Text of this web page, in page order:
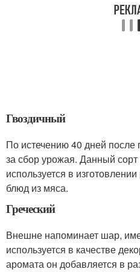
Гвоздичный
По истечению 40 дней
за сбор урожая. Данный
используется в
блюд из мяса.
Греческий
Внешне напоминает шар,
используется в качестве
аромата он добавляется в